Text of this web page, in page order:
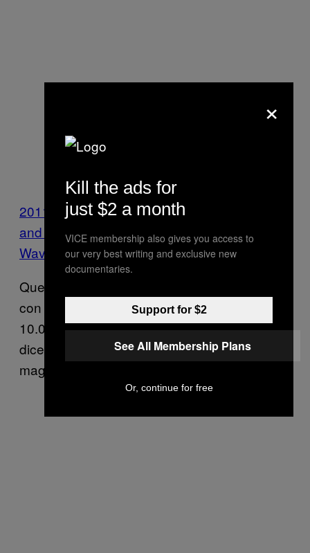
2011 Tohoku Earthquake, Mag. 9.0. Body
and Surface
Waves
diseismicsoundlabsuVimeo
Questo video mostra i terremoti in Giappone
con magnitudo più alta di 3.5 (sono circa
10.000 eventi), tra il 1 gennaio 2008 e il 31
dicembre 2014. Il terremoto di Tohoku-oki con
magnitudo 9.0 è stato l’11 marzo 2011.
×
Kill the ads for
just $2 a month
VICE membership also gives you access to
our very best writing and exclusive new
documentaries.
Support for $2
See All Membership Plans
Or, continue for free